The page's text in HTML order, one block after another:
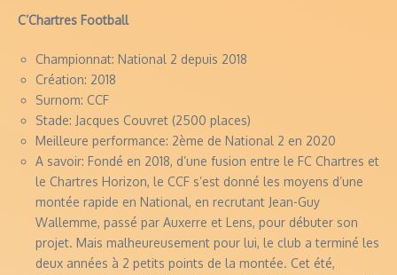
C’Chartres Football
Championnat: National 2 depuis 2018
Création: 2018
Surnom: CCF
Stade: Jacques Couvret (2500 places)
Meilleure performance: 2ème de National 2 en 2020
A savoir: Fondé en 2018, d’une fusion entre le FC Chartres et
le Chartres Horizon, le CCF s’est donné les moyens d’une
montée rapide en National, en recrutant Jean-Guy
Wallemme, passé par Auxerre et Lens, pour débuter son
projet. Mais malheureusement pour lui, le club a terminé les
deux années à 2 petits points de la montée. Cet été,